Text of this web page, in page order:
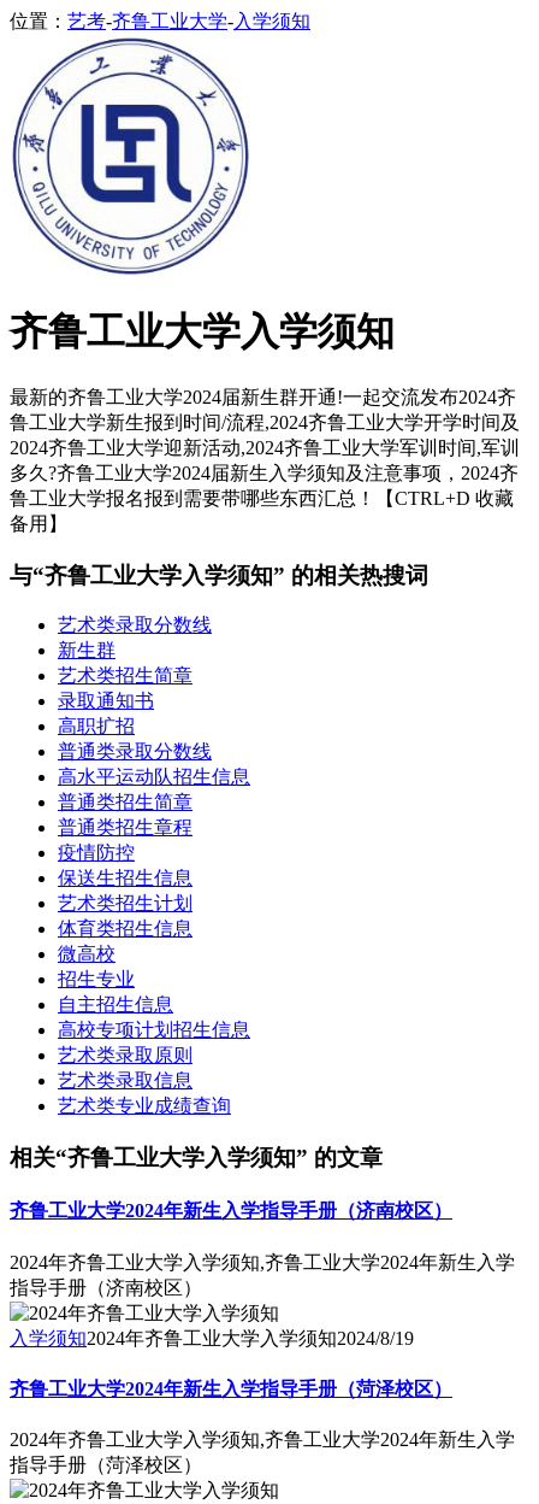
位置： 艺考-齐鲁工业大学-入学须知
齐鲁工业大学入学须知
最新的齐鲁工业大学2024届新生群开通!一起交流发布2024齐
鲁工业大学新生报到时间/流程,2024齐鲁工业大学开学时间及
2024齐鲁工业大学迎新活动,2024齐鲁工业大学军训时间,军训
多久?齐鲁工业大学2024届新生入学须知及注意事项，2024齐
鲁工业大学报名报到需要带哪些东西汇总！【CTRL+D 收藏
备用】
与“齐鲁工业大学入学须知” 的相关热搜词
艺术类录取分数线
新生群
艺术类招生简章
录取通知书
高职扩招
普通类录取分数线
高水平运动队招生信息
普通类招生简章
普通类招生章程
疫情防控
保送生招生信息
艺术类招生计划
体育类招生信息
微高校
招生专业
自主招生信息
高校专项计划招生信息
艺术类录取原则
艺术类录取信息
艺术类专业成绩查询
相关“齐鲁工业大学入学须知” 的文章
齐鲁工业大学2024年新生入学指导手册（济南校区）
2024年齐鲁工业大学入学须知,齐鲁工业大学2024年新生入学
指导手册（济南校区）
入学须知2024年齐鲁工业大学入学须知2024/8/19
齐鲁工业大学2024年新生入学指导手册（菏泽校区）
2024年齐鲁工业大学入学须知,齐鲁工业大学2024年新生入学
指导手册（菏泽校区）